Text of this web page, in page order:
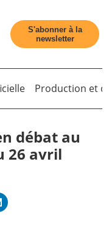
S'abonner à la
newsletter
Production et
débat au
26 avril